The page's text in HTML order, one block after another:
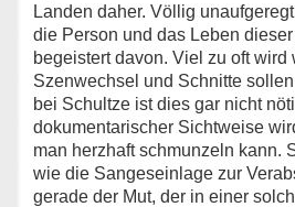
Landen daher. Völlig
die Person und das Leben
begeistert davon. Viel zu oft
Szenwechsel und Schnitte
bei Schultze ist dies gar nicht
dokumentarischer Sichtweise
man herzhaft schmunzeln kann.
wie die Sangeseinlage zur
gerade der Mut, der in einer